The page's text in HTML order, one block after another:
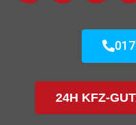
24H KFZ-